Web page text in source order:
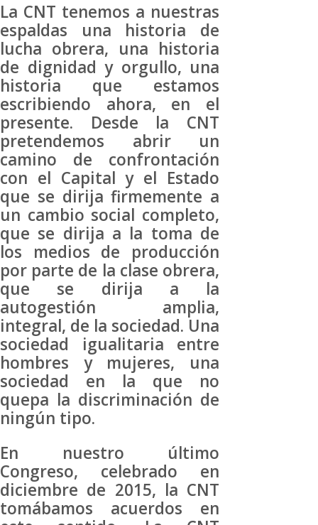
La CNT tenemos a nuestras
espaldas una historia de
lucha obrera, una historia
de dignidad y orgullo, una
historia que estamos
escribiendo ahora, en el
presente. Desde la CNT
pretendemos abrir un
camino de confrontación
con el Capital y el Estado
que se dirija firmemente a
un cambio social completo,
que se dirija a la toma de
los medios de producción
por parte de la clase obrera,
que se dirija a la
autogestión amplia,
integral, de la sociedad. Una
sociedad igualitaria entre
hombres y mujeres, una
sociedad en la que no
quepa la discriminación de
ningún tipo.
En nuestro último
Congreso, celebrado en
diciembre de 2015, la CNT
tomábamos acuerdos en